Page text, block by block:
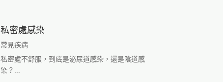
私密處感染
常見疾病
私密處不舒服，到底是泌尿道感染，還是陰道感
染？...